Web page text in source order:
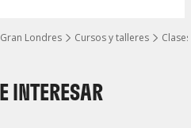
Gran Londres Cursos y talleres
INTERESAR